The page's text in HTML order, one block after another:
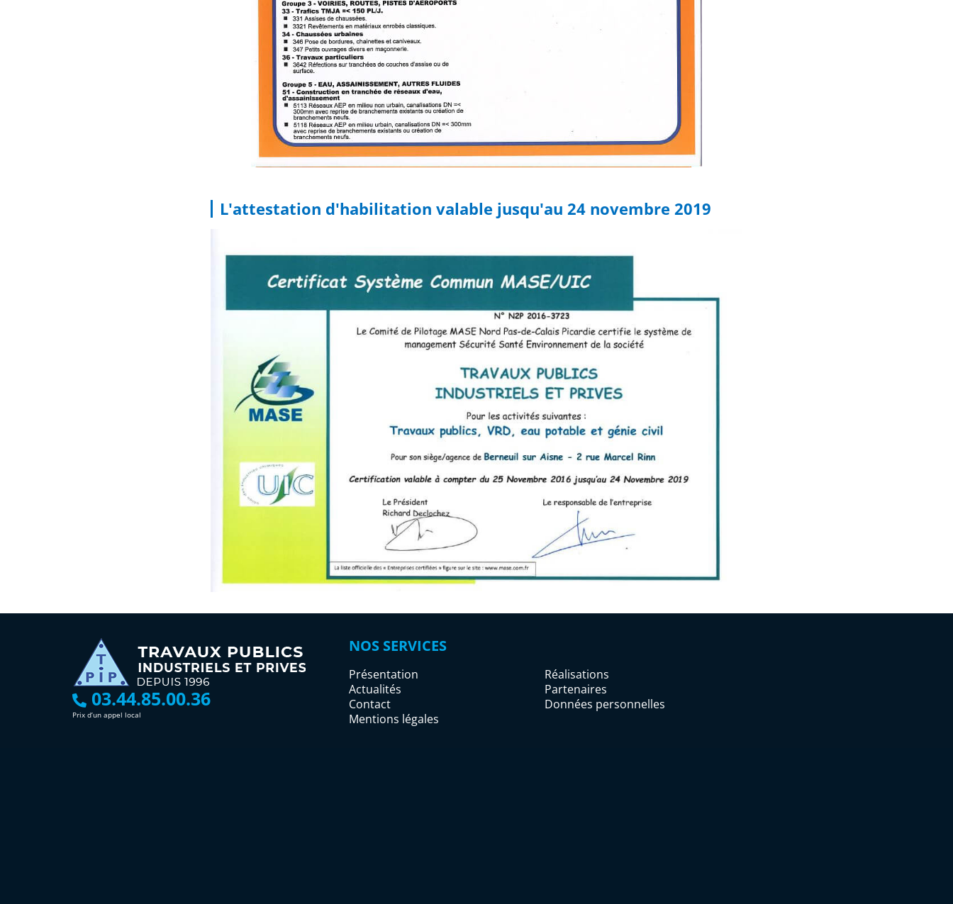
L'attestation d'habilitation valable jusqu'au 24 novembre 2019
03.44.85.00.36
Prix d’un appel local
NOS SERVICES
Présentation
Réalisations
Actualités
Partenaires
Contact
Données personnelles
Mentions légales